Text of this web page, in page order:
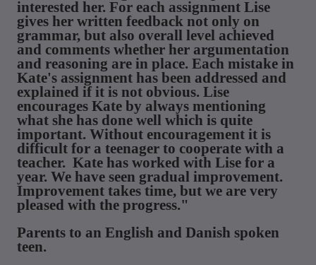
interested her. For each assignment Lise
gives her written feedback not only on
grammar, but also overall level achieved
and comments whether her argumentation
and reasoning are in place. Each mistake in
Kate's assignment has been addressed and
explained if it is not obvious. Lise
encourages Kate by always mentioning
what she has done well which is quite
important. Without encouragement it is
difficult for a teenager to cooperate with a
teacher. Kate has worked with Lise for a
year. We have seen gradual improvement.
Improvement takes time, but we are very
pleased with the progress."
Parents to an English and Danish spoken
teen.